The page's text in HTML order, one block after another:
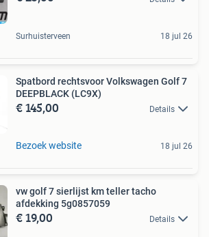
Surhuisterveen 18 jul 26
Spatbord rechtsvoor Volkswagen Golf 7
DEEPBLACK (LC9X)
€ 145,00 Details
Bezoek website 18 jul 26
vw golf 7 sierlijst km teller tacho
afdekking 5g0857059
€ 19,00 Details